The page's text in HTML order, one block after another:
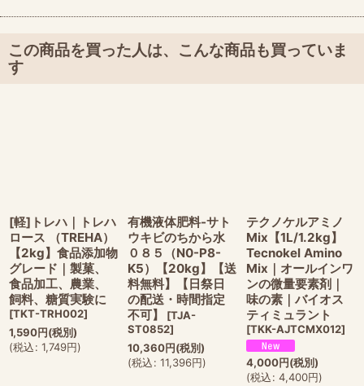
この商品を買った人は、こんな商品も買っていま
す
[軽]トレハ｜トレハ
ロース （TREHA）
【2kg】食品添加物
グレード｜製菓、
食品加工、農業、
飼料、糖質実験に
[TKT-TRH002]
1,590円(税別)
(税込: 1,749円)
有機液体肥料-サト
ウキビのちから水
０８５（N0-P8-
K5）【20kg】【送
料無料】【日祭日
の配送・時間指定
不可】
[TJA-
ST0852]
10,360円(税別)
(税込: 11,396円)
テクノケルアミノ
Mix【1L/1.2kg】
Tecnokel Amino
Mix｜オールインワ
ンの微量要素剤｜
味の素｜バイオス
ティミュラント
[TKK-AJTCMX012]
4,000円(税別)
(税込: 4,400円)